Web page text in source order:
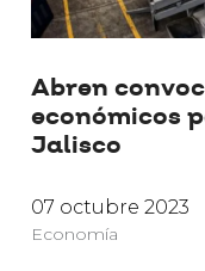
Abren
económicos
Jalisco
07 octubre 2023
Economía